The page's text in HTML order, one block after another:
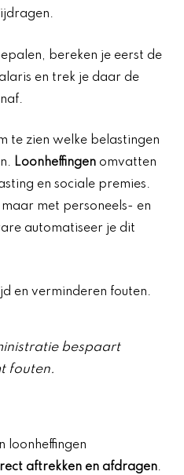
bereken je eerst de
en trek je daar de
te zien welke belastingen
Loonheffingen omvatten
en sociale premies.
met personeels- en
automatiseer je dit
en verminderen fouten.
bespaart
fouten.
loonheffingen
aftrekken en afdragen.